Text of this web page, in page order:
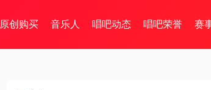
原创购买 音乐人 唱吧动态 唱吧荣誉 赛